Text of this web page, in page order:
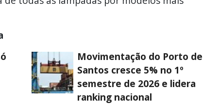
Movimentação do Porto de
Santos cresce 5% no 1º
semestre de 2026 e lidera
ranking nacional